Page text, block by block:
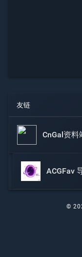
友链
CnGal资料
ACGFav
©